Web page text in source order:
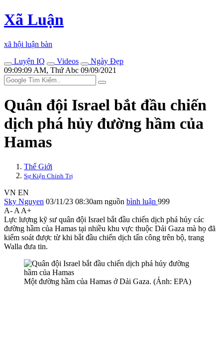
Xã Luận
xã hội luận bàn
Luyện IQ
Videos
Ngày Đẹp
09:09:09 AM, Thứ Abc 09/09/2021
Quân đội Israel bắt đầu chiến
dịch phá hủy đường hầm của
Hamas
Thế Giới
Sự Kiện Chính Trị
VN EN
Sky Nguyen 03/11/23 08:30am nguồn bình luận 999
A- A A+
Lực lượng kỹ sư quân đội Israel bắt đầu chiến dịch phá hủy các
đường hầm của Hamas tại nhiều khu vực thuộc Dải Gaza mà họ đã
kiểm soát được từ khi bắt đầu chiến dịch tấn công trên bộ, trang
Walla đưa tin.
Một đường hầm của Hamas ở Dải Gaza. (Ảnh: EPA)